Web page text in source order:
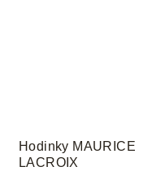
Hodinky MAURICE
LACROIX